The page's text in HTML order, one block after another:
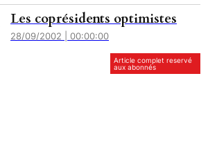
Les coprésidents optimistes
28/09/2002 | 00:00:00
Article complet reservé
aux abonnés